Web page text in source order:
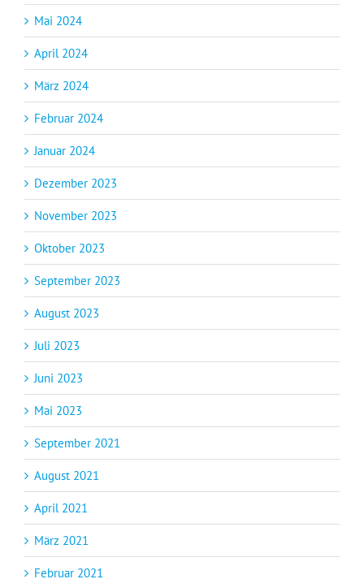
Mai 2024
April 2024
März 2024
Februar 2024
Januar 2024
Dezember 2023
November 2023
Oktober 2023
September 2023
August 2023
Juli 2023
Juni 2023
Mai 2023
September 2021
August 2021
April 2021
März 2021
Februar 2021